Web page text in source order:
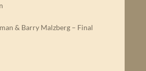
& Barry Malzberg – Final